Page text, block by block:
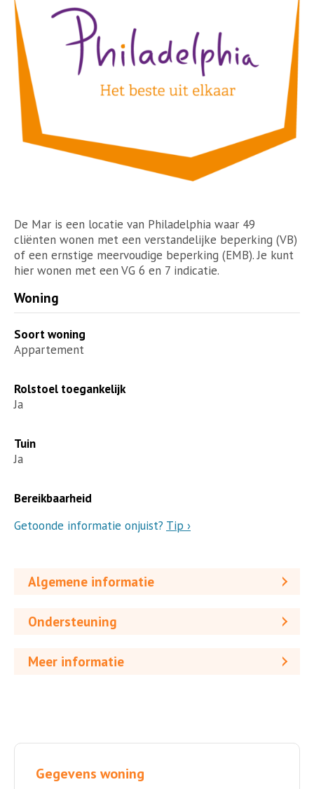
De Mar is een locatie van Philadelphia waar 49
cliënten wonen met een verstandelijke beperking (VB)
of een ernstige meervoudige beperking (EMB). Je kunt
hier wonen met een VG 6 en 7 indicatie.
Woning
Soort woning
Appartement
Rolstoel toegankelijk
Ja
Tuin
Ja
Bereikbaarheid
Getoonde informatie onjuist? Tip ›
Algemene informatie
Ondersteuning
Meer informatie
Gegevens woning